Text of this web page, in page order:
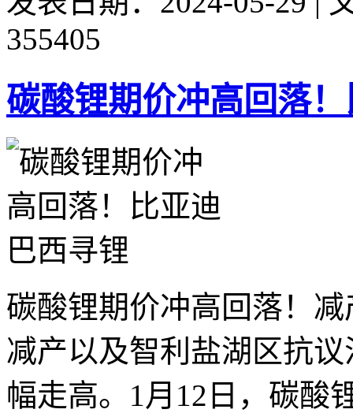
355405
碳酸锂期价冲高回落
碳酸锂期价冲高回落！
减产以及智利盐湖区抗
幅走高。1月12日，碳酸